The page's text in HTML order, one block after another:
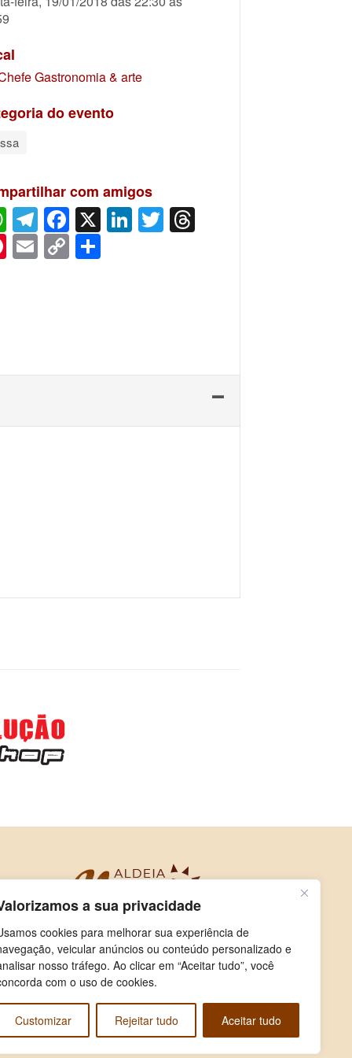
a sua privacidade
cookies para melhorar sua experiência de
veicular anúncios ou conteúdo personalizado e
nosso tráfego. Ao clicar em “Aceitar tudo”, você
com o uso de cookies.
Customizar Rejeitar tudo Aceitar tudo
Gastronomia & arte
do evento
com amigos
WhatsApp
Telegram
Facebook
X LinkedIn
Twitter
Pinterest
Email
Copy
Link